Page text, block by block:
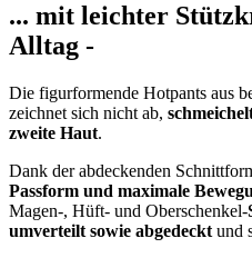
... mit leichter
Alltag -
Die figurformende Hotpants aus
zeichnet sich nicht ab,
zweite Haut.
Dank der abdeckenden
Passform und maximale
Magen-, Hüft- und Oberschenkel-
umverteilt sowie abgedeckt und